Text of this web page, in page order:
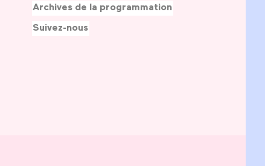
Archives de la programmation
Suivez-nous